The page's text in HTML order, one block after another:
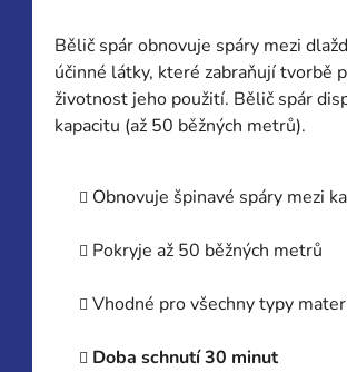
Bělič spár obnovuje spáry mezi
účinné látky, které zabraňují tvorbě
životnost jeho použití. Bělič spár
kapacitu (až 50 běžných metrů).
Obnovuje špinavé spáry mezi
Pokryje až 50 běžných metrů
Vhodné pro všechny typy
Doba schnutí 30 minut